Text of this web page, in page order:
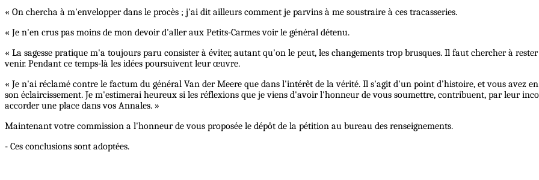
« On chercha à m'envelopper dans le procès ; j'ai dit ailleurs comment je parvins à me soustraire à ces tracasseries.
« Je n'en crus pas moins de mon devoir d'aller aux Petits-Carmes voir le général détenu.
« La sagesse pratique m'a toujours paru consister à éviter, autant qu'on le peut, les changements trop brusques. Il faut chercher à
venir. Pendant ce temps-là les idées poursuivent leur œuvre.
« Je n'ai réclamé contre le factum du général Van der Meere que dans l'intérêt de la vérité. Il s'agit d'un point d’histoire, et vous avez
son éclaircissement. Je m'estimerai heureux si les réflexions que je viens d'avoir l'honneur de vous soumettre, contribuent, par leur
accorder une place dans vos Annales. »
Maintenant votre commission a l'honneur de vous proposée le dépôt de la pétition au bureau des renseignements.
- Ces conclusions sont adoptées.